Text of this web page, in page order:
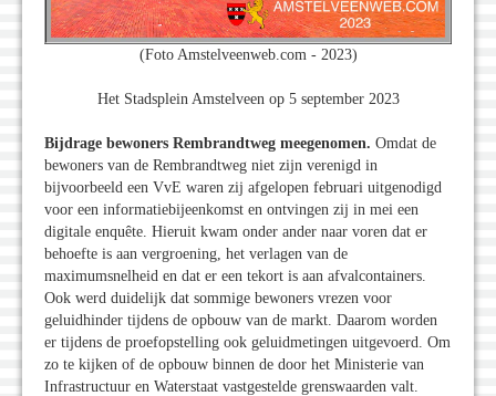
(Foto Amstelveenweb.com - 2023)
Het Stadsplein Amstelveen op 5 september 2023
Bijdrage bewoners Rembrandtweg meegenomen. Omdat de
bewoners van de Rembrandtweg niet zijn verenigd in
bijvoorbeeld een VvE waren zij afgelopen februari uitgenodigd
voor een informatiebijeenkomst en ontvingen zij in mei een
digitale enquête. Hieruit kwam onder ander naar voren dat er
behoefte is aan vergroening, het verlagen van de
maximumsnelheid en dat er een tekort is aan afvalcontainers.
Ook werd duidelijk dat sommige bewoners vrezen voor
geluidhinder tijdens de opbouw van de markt. Daarom worden
er tijdens de proefopstelling ook geluidmetingen uitgevoerd. Om
zo te kijken of de opbouw binnen de door het Ministerie van
Infrastructuur en Waterstaat vastgestelde grenswaarden valt.